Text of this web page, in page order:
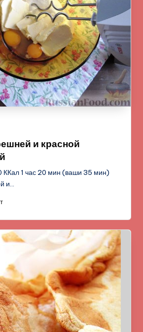
и красной
ККал 1 час 20 мин (ваши 35 мин)
и…